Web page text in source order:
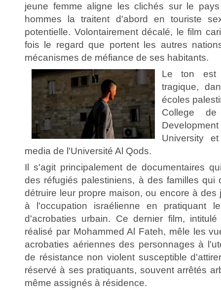
jeune femme aligne les clichés sur le
hommes la traitent d'abord en touriste
potentielle. Volontairement décalé, le film
fois le regard que portent les autres
mécanismes de méfiance de ses habitants.
Le ton est
tragique,
écoles
College de
University
media de l'Université Al Qods.
Il s'agit principalement de documentaires
des réfugiés palestiniens, à des familles qui
détruire leur propre maison, ou encore à
à l'occupation israélienne en pratiquant
d'acrobaties urbain. Ce dernier film,
réalisé par Mohammed Al Fateh, mêle les
acrobaties aériennes des personnages à
de résistance non violent susceptible
réservé à ses pratiquants, souvent arrêtés
même assignés à résidence.